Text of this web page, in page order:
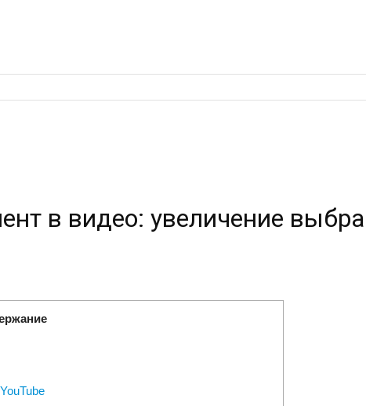
в видео: увеличение